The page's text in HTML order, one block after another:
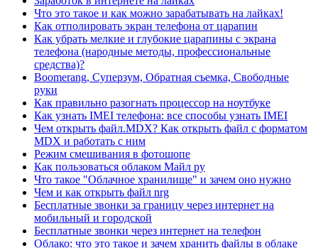
Что это такое и как можно зарабатывать на лайках!
Как отполировать экран телефона от царапин
Как убрать мелкие и глубокие царапины с экрана
телефона (народные методы, профессиональные
средства)?
Boomerang, Суперзум, Обратная съемка, Свободные
руки
Как правильно разогнать процессор на ноутбуке
Как узнать IMEI телефона: все способы узнать IMEI
Чем открыть файл.MDX? Как открыть файл с форматом
MDX и работать с ним
Режим смешивания в фотошопе
Как пользоваться облаком Майл ру
Что такое "Облачное хранилище" и зачем оно нужно
Чем и как открыть файл nrg
Бесплатные звонки за границу через интернет на
мобильный и городской
Бесплатные звонки через интернет на телефон
Облако: что это такое и зачем хранить файлы в облаке